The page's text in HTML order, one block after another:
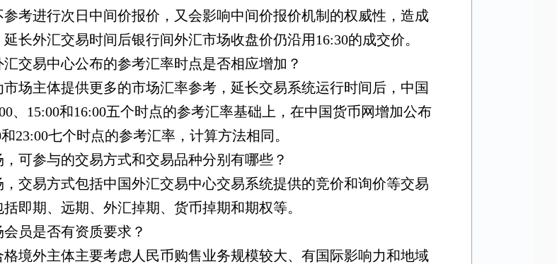
考进行次日中间价报价，又会影响中间价报价机制的权威性，造成
长外汇交易时间后银行间外汇市场收盘价仍沿用16:30的成交价。
交易中心公布的参考汇率时点是否相应增加？
场主体提供更多的市场汇率参考，延长交易系统运行时间后，中国
、 15:00和16:00五个时点的参考汇率基础上，在中国货币网增加公布
和23:00七个时点的参考汇率，计算方法相同。
可参与的交易方式和交易品种分别有哪些？
交易方式包括中国外汇交易中心交易系统提供的竞价和询价等交易
即期、远期、外汇掉期、货币掉期和期权等。
员是否有资质要求？
境外主体主要考虑人民币购售业务规模较大、有国际影响力和地域